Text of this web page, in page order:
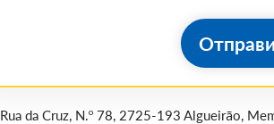
Rua da Cruz, N.º 78, 2725-193 Algueirão,